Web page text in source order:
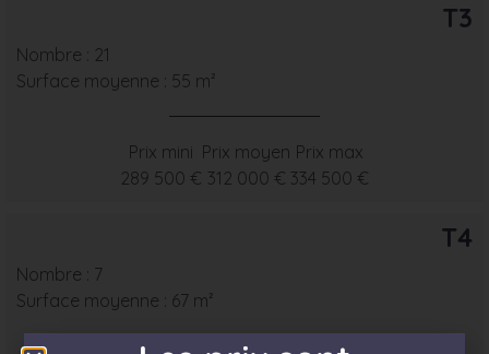
T3
Nombre : 21
Surface moyenne : 55 m²
Prix mini
289 500 €
Prix moyen
312 000 €
Prix max
334 500 €
T4
Nombre : 7
Surface moyenne : 67 m²